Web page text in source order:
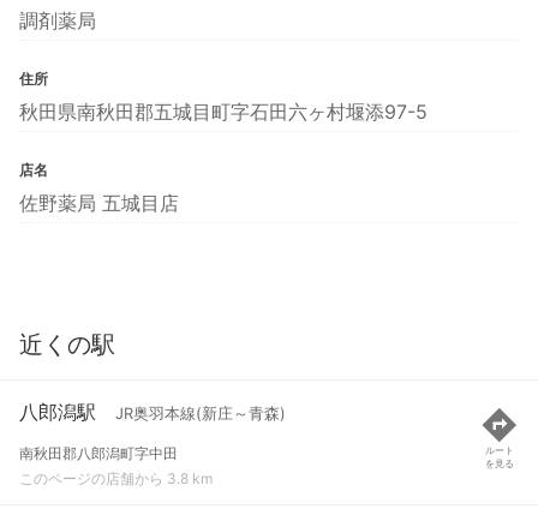
調剤薬局
住所
秋田県南秋田郡五城目町字石田六ヶ村堰添97-5
店名
佐野薬局 五城目店
近くの駅
八郎潟駅 JR奥羽本線(新庄～青森)
南秋田郡八郎潟町字中田
このページの店舗から 3.8 km
ルート
を見る